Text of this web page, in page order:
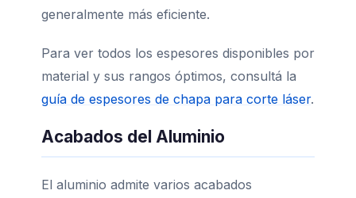
generalmente más eficiente.
Para ver todos los espesores disponibles por
material y sus rangos óptimos, consultá la
guía de espesores de chapa para corte láser.
Acabados del Aluminio
El aluminio admite varios acabados